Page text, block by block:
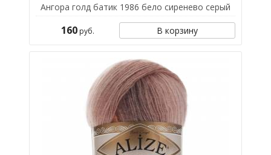
Ангора голд батик 1986 бело сиренево серый
160руб. В корзину